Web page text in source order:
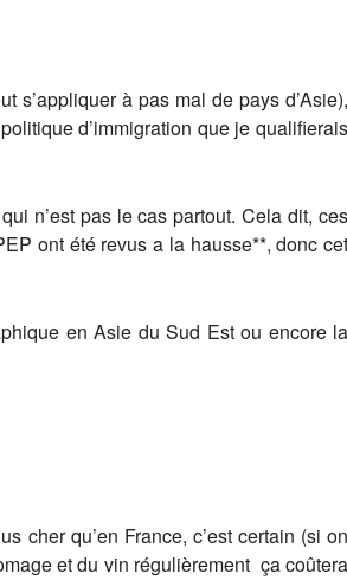
s’appliquer à pas mal de pays d’Asie),
d’immigration que je qualifierais
n’est pas le cas partout. Cela dit, ces
ont été revus a la hausse**, donc cet
en Asie du Sud Est ou encore la
cher qu’en France, c’est certain (si on
et du vin régulièrement ça coûtera